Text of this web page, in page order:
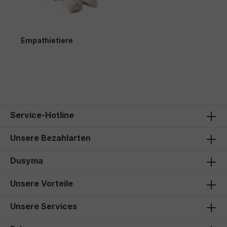
Empathietiere
Service-Hotline
Unsere Bezahlarten
Dusyma
Unsere Vorteile
Unsere Services